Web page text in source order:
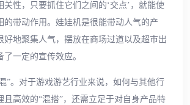
关性，只要抓住它们之间的‘交点’，就能使
的带动作用。娃娃机是很能带动人气的产
好地聚集人气，摆放在商场过道以及超市出
一定的宣传效应。
”。对于游戏游艺行业来说，如何与其他行
且高效的“混搭”，还需立足于对自身产品特